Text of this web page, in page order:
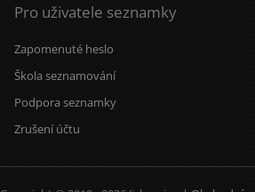
Pro uživatele seznamky
Zapomenuté heslo
Škola seznamování
Podpora seznamky
Zrušení účtu